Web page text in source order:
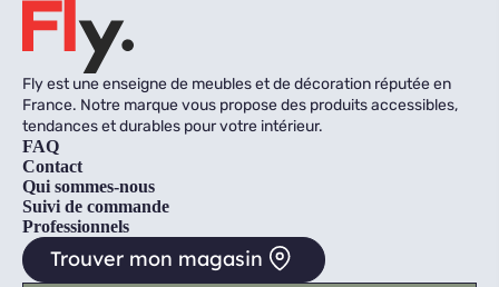
Fly est une enseigne de meubles et de décoration réputée en
France. Notre marque vous propose des produits accessibles,
tendances et durables pour votre intérieur.
FAQ
Contact
Qui sommes-nous
Suivi de commande
Professionnels
Trouver mon magasin